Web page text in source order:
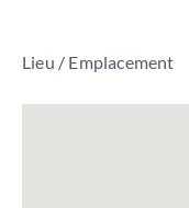
Lieu / Emplacement